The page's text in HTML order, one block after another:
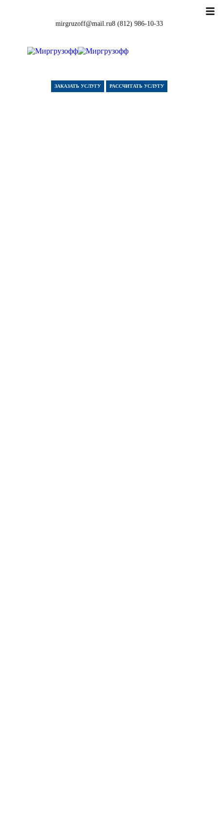
8 (812) 986-10-33
mirgruzoff@mail.ru
ЗАКАЗАТЬ УСЛУГУ РАССЧИТАТЬ УСЛУГУ